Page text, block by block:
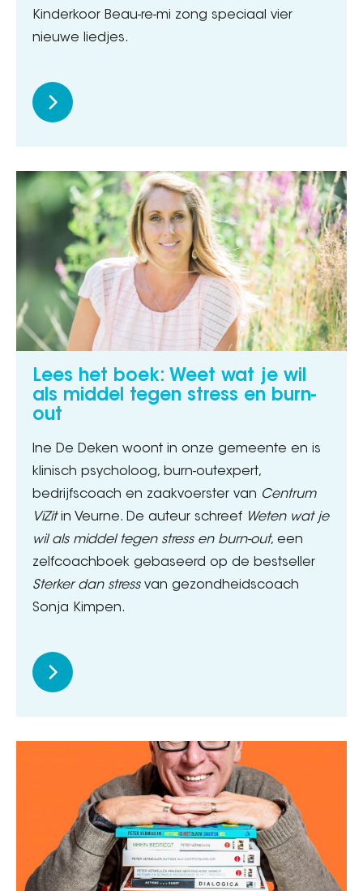
Kinderkoor Beau-re-mi zong speciaal vier
nieuwe liedjes.
Lees het boek: Weet wat je wil
als middel tegen stress en burn-
out
Ine De Deken woont in onze gemeente en is
klinisch psycholoog, burn-outexpert,
bedrijfscoach en zaakvoerster van Centrum
ViZitin Veurne. De auteur schreef Weten wat je
wil als middel tegen stress en burn-out, een
zelfcoachboek gebaseerd op de bestseller
Sterker dan stressvan gezondheidscoach
Sonja Kimpen.